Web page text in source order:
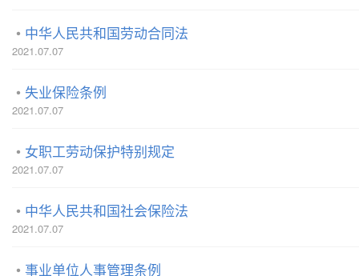
中华人民共和国劳动合同法
2021.07.07
失业保险条例
2021.07.07
女职工劳动保护特别规定
2021.07.07
中华人民共和国社会保险法
2021.07.07
事业单位人事管理条例